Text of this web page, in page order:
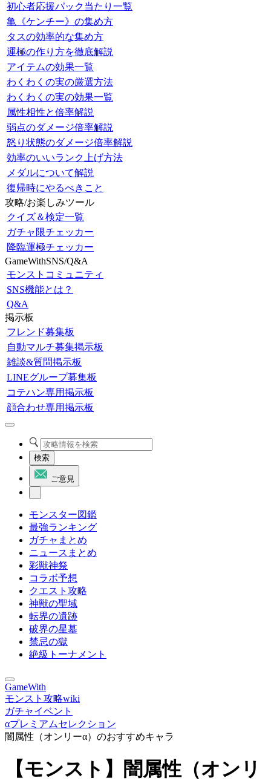
初心者応援パック当たり一覧
亀《ケンチー》の集め方
タスの効率的な集め方
運極の作り方を徹底解説
アイテムの効果一覧
わくわくの実の厳選方法
わくわくの実の効果一覧
属性相性と倍率解説
弱点のダメージ倍率解説
怒り状態のダメージ倍率解説
効率のいいランク上げ方法
メダルについて解説
復帰時にやるべきこと
攻略/お楽しみツール
クイズ＆検定一覧
ガチャ限チェッカー
降臨運極チェッカー
GameWithSNS/Q&A
モンストコミュニティ
SNS機能とは？
Q&A
掲示板
フレンド募集板
自動マルチ募集掲示板
雑談&質問掲示板
LINEグループ募集板
コテハン専用掲示板
顔合わせ専用掲示板
検索
ご意見
モンスター図鑑
最強ランキング
ガチャまとめ
ニュースまとめ
彩獣神祭
コラボ予想
クエスト攻略
神獣の聖域
転界の遺跡
破界の星墓
禁忌の獄
絶級トーナメント
GameWith
モンスト攻略wiki
ガチャイベント
αプレミアムセレクション
闇属性（オンリーα）のおすすめキャラ
【モンスト】闇属性（オンリ